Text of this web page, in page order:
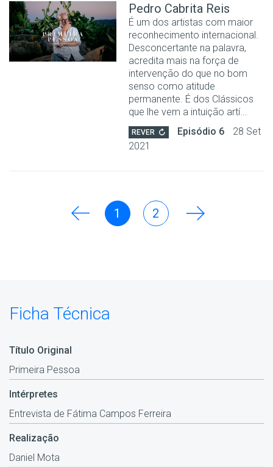
Pedro Cabrita Reis
É um dos artistas com maior
reconhecimento internacional.
Desconcertante na palavra,
acredita mais na força de
intervenção do que no bom
senso como atitude
permanente. É dos Clássicos
que lhe vem a intuição artí...
REVER Episódio 6
28 Set
2021
1 2
Ficha Técnica
Título Original
Primeira Pessoa
Intérpretes
Entrevista de Fátima Campos Ferreira
Realização
Daniel Mota